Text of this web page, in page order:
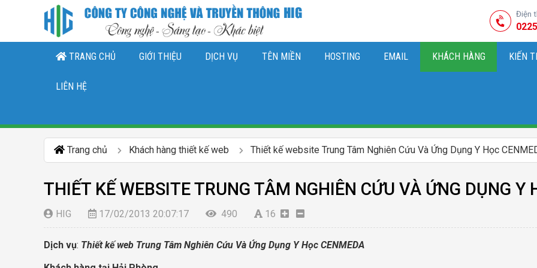
Điện
TRANG CHỦ GIỚI THIỆU DỊCH VỤ TÊN MIỀN HOSTING EMAIL KHÁCH HÀNG KIẾN
LIÊN HỆ
Trang chủ Khách hàng thiết kế web Thiết kế website Trung Tâm Nghiên Cứu Và Ứng Dụng Y Học
THIẾT KẾ WEBSITE TRUNG TÂM NGHIÊN CỨU VÀ ỨNG DỤNG Y
HIG 17/02/2013 20:07:17 490 16
Dịch vụ: Thiết kế web Trung Tâm Nghiên Cứu Và Ứng Dụng Y Học CENMEDA